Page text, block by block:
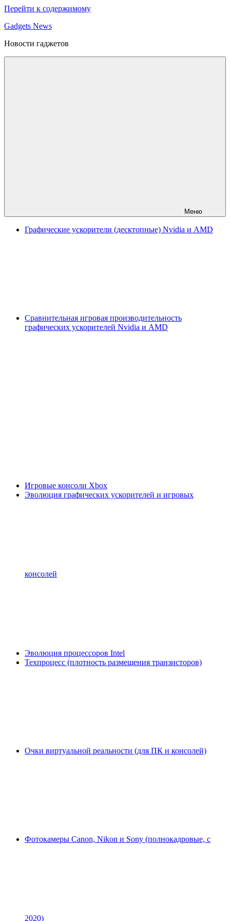
Перейти к содержимому
Gadgets News
Новости гаджетов
Меню
Графические ускорители (десктопные) Nvidia и AMD
Сравнительная игровая производительность
графических ускорителей Nvidia и AMD
Игровые консоли Xbox
Эволюция графических ускорителей и игровых
консолей
Эволюция процессоров Intel
Техпроцесс (плотность размещения транзисторов)
Очки виртуальной реальности (для ПК и консолей)
Фотокамеры Canon, Nikon и Sony (полнокадровые, с
2020)